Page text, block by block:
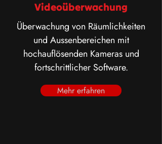
Videoüberwachung
Überwachung von Räumlichkeiten
und Aussenbereichen mit
hochauflösenden Kameras und
fortschrittlicher Software.
Mehr erfahren